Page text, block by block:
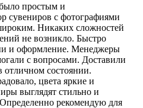
простым и
сувениров с фотографиями
Никаких сложностей
не возникло. Быстро
и оформление. Менеджеры
с вопросами. Доставили
отличном состоянии.
цвета яркие и
выглядят стильно и
рекомендую для